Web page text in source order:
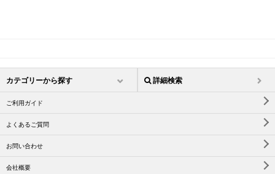
カテゴリーから探す 詳細検索
ご利用ガイド
よくあるご質問
お問い合わせ
会社概要